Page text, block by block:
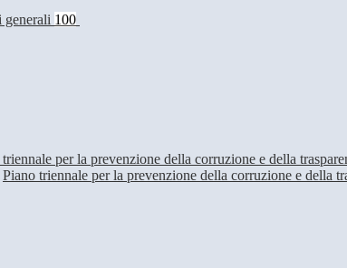
generali 100
per la prevenzione della corruzione e della
Piano triennale per la prevenzione della corruzione e della